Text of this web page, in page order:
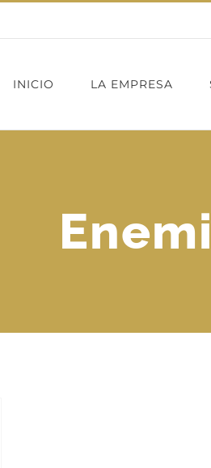
INICIO LA EMPRESA